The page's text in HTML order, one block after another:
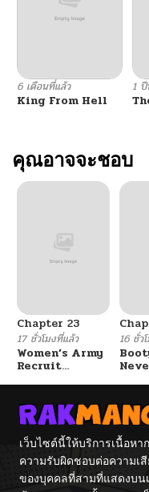
6 เดือนที่แล้ว
King From Hell
1
คุณอาจจะชอบ
Chapter 23
17 ชั่วโมงที่แล้ว
Women’s Army
Recruit
16 ชั่ว
เว็บไซต์นี้ให้บริการเนื้อห
ความรับผิดชอบต่อความเ
ของบุคคลที่สามที่แสดงบน